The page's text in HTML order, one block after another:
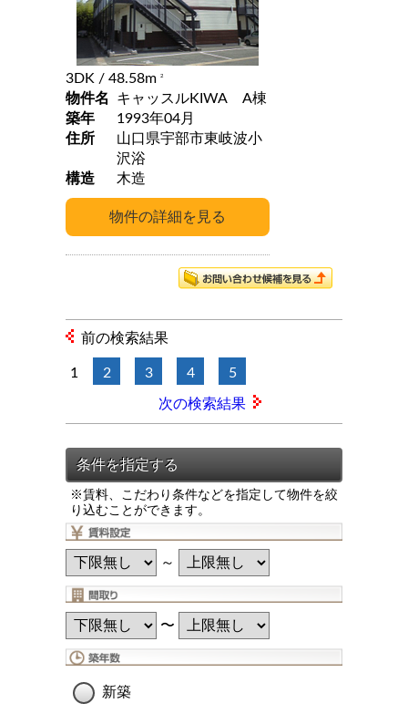
3DK / 48.58m 2
物件名
キャッスルKIWA A棟
築年
1993年04月
住所
山口県宇部市東岐波小
沢浴
構造
木造
前の検索結果
1 2 3 4 5
次の検索結果
※賃料、こだわり条件などを指定して物件を絞
り込むことができます。
～
〜
新築